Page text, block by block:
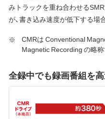
みトラックを重ね合わせる
が、書き込み速度が低下する場
CMRは Conventional
Magnetic Recording の略称
全録中でも録画番組を